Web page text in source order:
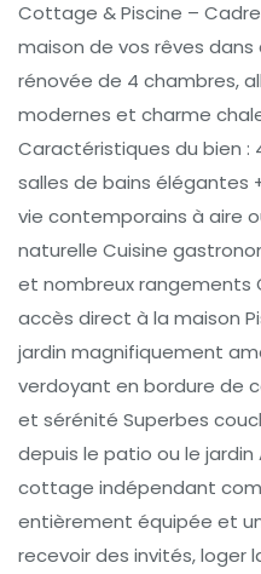
Cottage & Piscine –
maison de vos rêves
rénovée de 4 chambres,
modernes et charme
Caractéristiques du bien :
salles de bains élégantes
vie contemporains à aire
naturelle Cuisine
et nombreux rangements
accès direct à la maison
jardin magnifiquement
verdoyant en bordure de
et sérénité Superbes
depuis le patio ou le
cottage indépendant
entièrement équipée et
recevoir des invités, loger